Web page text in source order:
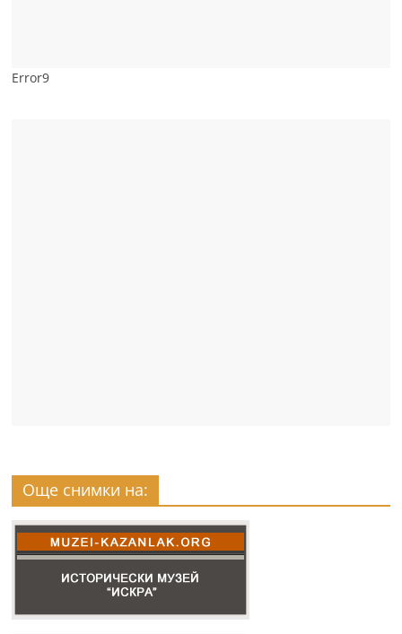
Error9
Още снимки на: